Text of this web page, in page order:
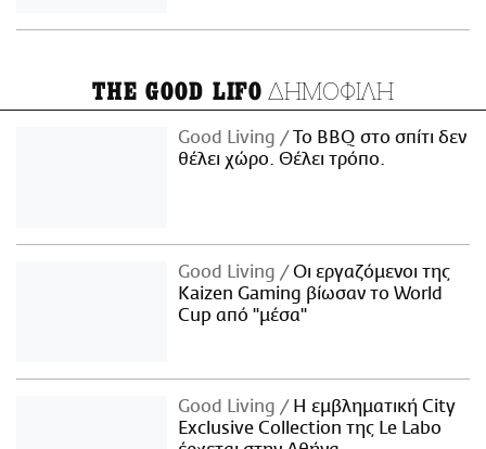
THE GOOD LIFO ΔΗΜΟΦΙΛΗ
Good Living
Το BBQ στο σπίτι δεν
θέλει χώρο. Θέλει τρόπο.
Good Living
Οι εργαζόμενοι της
Kaizen Gaming βίωσαν το World
Cup από "μέσα"
Good Living
Η εμβληματική City
Exclusive Collection της Le Labo